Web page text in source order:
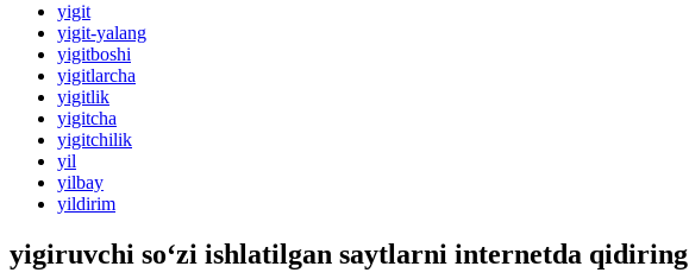
yigit
yigit-yalang
yigitboshi
yigitlarcha
yigitlik
yigitcha
yigitchilik
yil
yilbay
yildirim
yigiruvchi so‘zi ishlatilgan saytlarni internetda qidiring